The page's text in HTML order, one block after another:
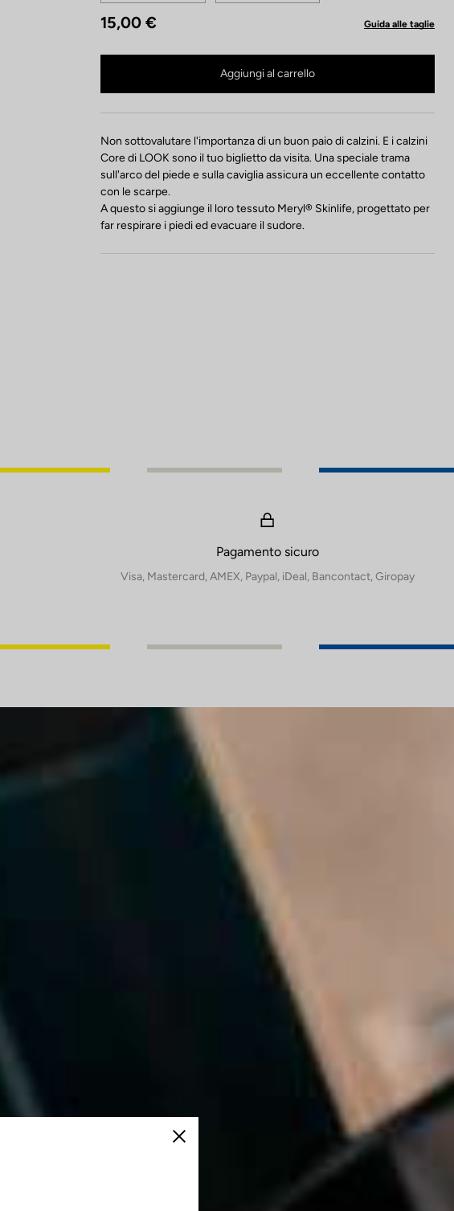
o
15,00 € Guida alle taglie
Aggiungi al carrello
Non sottovalutare l'importanza di un buon paio di calzini. E i calzini
Core di LOOK sono il tuo biglietto da visita. Una speciale trama
sull'arco del piede e sulla caviglia assicura un eccellente contatto
con le scarpe.
A questo si aggiunge il loro tessuto Meryl® Skinlife, progettato per
far respirare i piedi ed evacuare il sudore.
Pagamento sicuro
Visa, Mastercard, AMEX, Paypal, iDeal, Bancontact, Giropay
Chiudi